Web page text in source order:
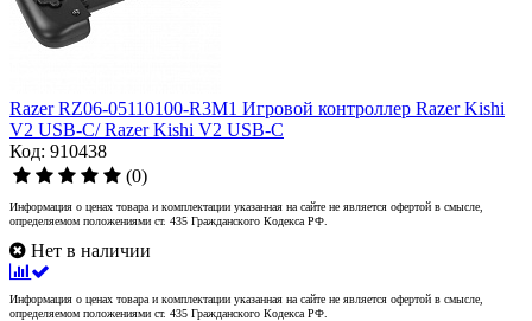
Razer RZ06-05110100-R3M1 Игровой контроллер Razer Kishi
V2 USB-C/ Razer Kishi V2 USB-C
Код: 910438
(0)
Информация о ценах товара и комплектации указанная на сайте не является офертой в смысле,
определяемом положениями ст. 435 Гражданского Кодекса РФ.
Нет в наличии
Информация о ценах товара и комплектации указанная на сайте не является офертой в смысле,
определяемом положениями ст. 435 Гражданского Кодекса РФ.